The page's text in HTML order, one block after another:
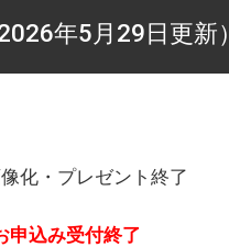
年5月29日更新）
化・プレゼント終了
込み受付終了